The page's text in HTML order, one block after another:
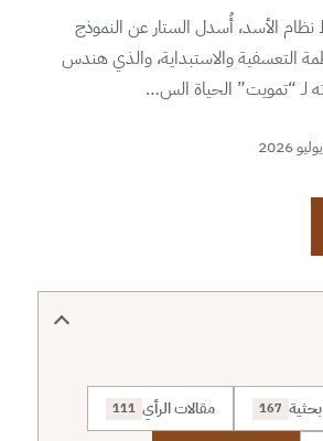
الأسد، أُسدل الستار عن النموذج
التعسفية والاستبداية، والذي هندس
لـ “تمويت” الحياة الس…
167 مقالات الرأي 111